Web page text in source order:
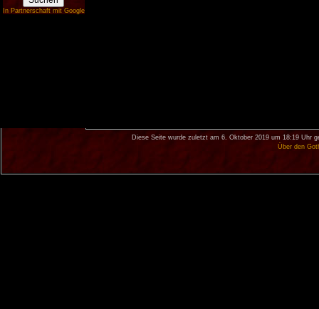
In Partnerschaft mit Google
Diese Seite wurde zuletzt am 6. Oktober 2019 um 18:19 Uhr
Über den